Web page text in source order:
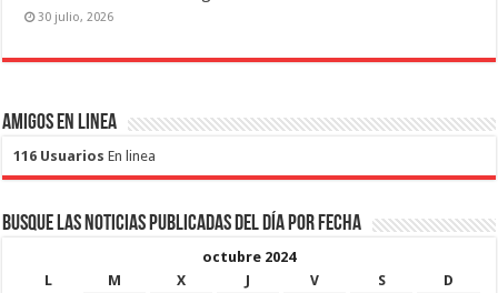
30 julio, 2026
Amigos en Linea
116 Usuarios En linea
Busque las noticias publicadas del día por fecha
octubre 2024
L
M X J V S
D